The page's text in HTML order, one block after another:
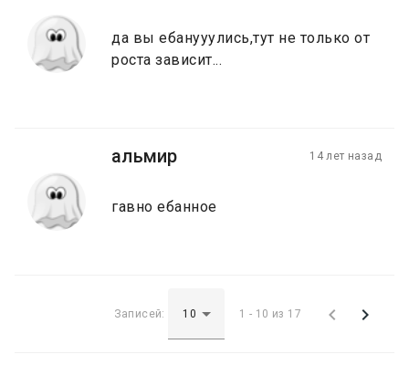
да вы ебанууулись,тут не только от
роста зависит...
альмир 14 лет назад
гавно ебанное
Записей: 1 - 10 из 17  